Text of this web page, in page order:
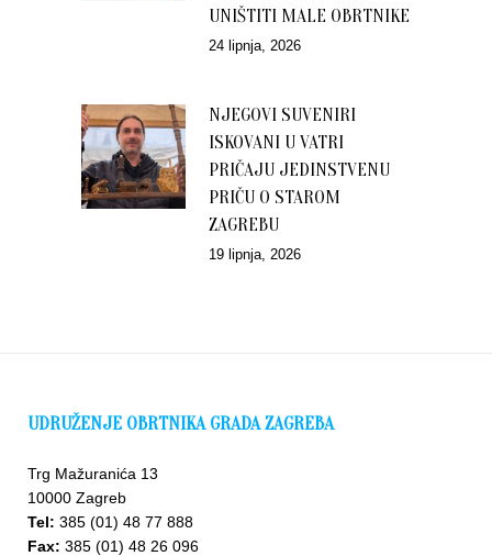
UNIŠTITI MALE OBRTNIKE
24 lipnja, 2026
NJEGOVI SUVENIRI
ISKOVANI U VATRI
PRIČAJU JEDINSTVENU
PRIČU O STAROM
ZAGREBU
19 lipnja, 2026
UDRUŽENJE OBRTNIKA GRADA ZAGREBA
Trg Mažuranića 13
10000 Zagreb
Tel: 385 (01) 48 77 888
Fax: 385 (01) 48 26 096